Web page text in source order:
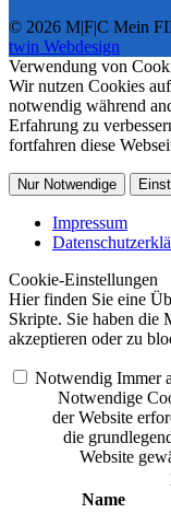
© 2026 M|F|C Mein
twin Webdesign
Verwendung von
Wir nutzen Cookies
notwendig während
Erfahrung zu
fortfahren diese
Nur Notwendige
Impressum
Cookie-Einstellungen
Hier finden Sie eine
Skripte. Sie haben die
akzeptieren oder zu
Notwendig Immer
Notwendige
der Website
die
Website
Name